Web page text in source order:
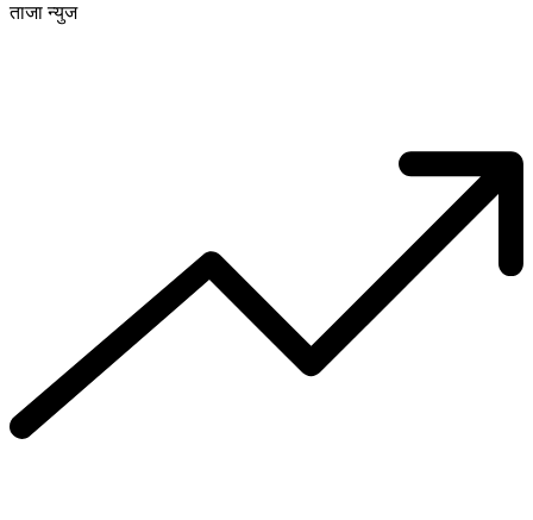
ताजा न्युज